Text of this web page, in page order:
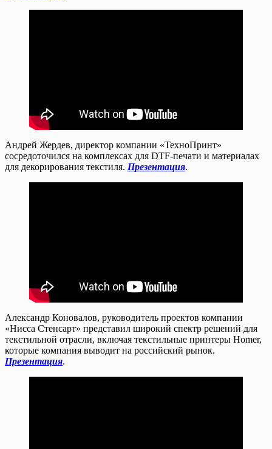
Андрей Жердев, директор компании «ТехноПринт»
сосредоточился на комплексах для DTF-печати и материалах
для декорирования текстиля. Презентация.
Александр Коновалов, руководитель проектов компании
«Нисса Стенсарт» представил широкий спектр решений для
текстильной отрасли, включая текстильные принтеры Homer,
которые компания выводит на российский рынок.
Презентация.